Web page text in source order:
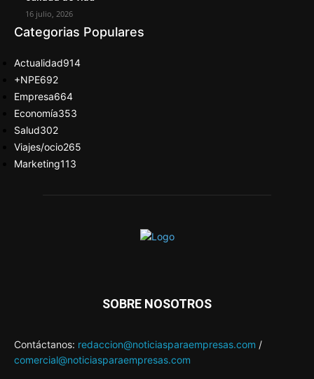
16 julio, 2026
Categorias Populares
Actualidad914
+NPE692
Empresa664
Economía353
Salud302
Viajes/ocio265
Marketing113
SOBRE NOSOTROS
Contáctanos: redaccion@noticiasparaempresas.com /
comercial@noticiasparaempresas.com